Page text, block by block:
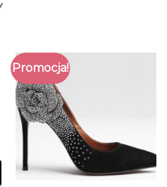
Promocja!